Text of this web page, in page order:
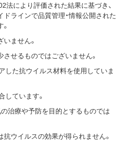
法により評価された結果に基づき、
ラインで品質管理・情報公開された
ません。
せるものではございません。
した抗ウイルス材料を使用していま
しています。
治療や予防を目的とするものでは
ウイルスの効果が得られません。